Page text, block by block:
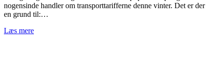
nogensinde handler om transporttarifferne denne vinter. Det er der
en grund til:…
Læs mere